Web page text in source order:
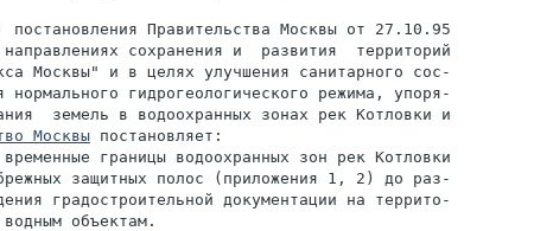
постановления Правительства Москвы от 27.10.95
сохранения и  развития  территорий
Москвы" и в целях улучшения санитарного сос-
нормального гидрогеологического режима, упоря-
земель в водоохранных зонах рек Котловки и
Москвы постановляет:
границы водоохранных зон рек Котловки
защитных полос (приложения 1, 2) до раз-
градостроительной документации на террито-
объектам.